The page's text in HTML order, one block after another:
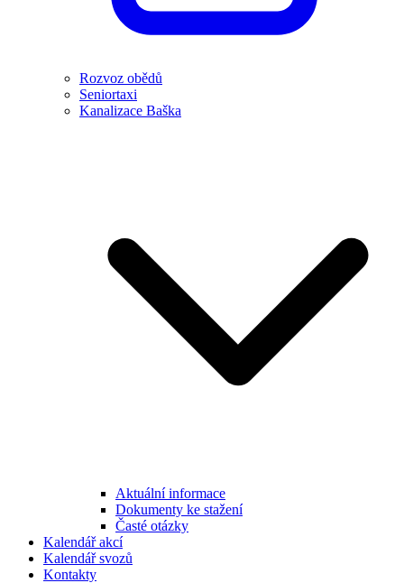
Rozvoz obědů
Seniortaxi
Kanalizace Baška
Aktuální informace
Dokumenty ke stažení
Časté otázky
Kalendář akcí
Kalendář svozů
Kontakty